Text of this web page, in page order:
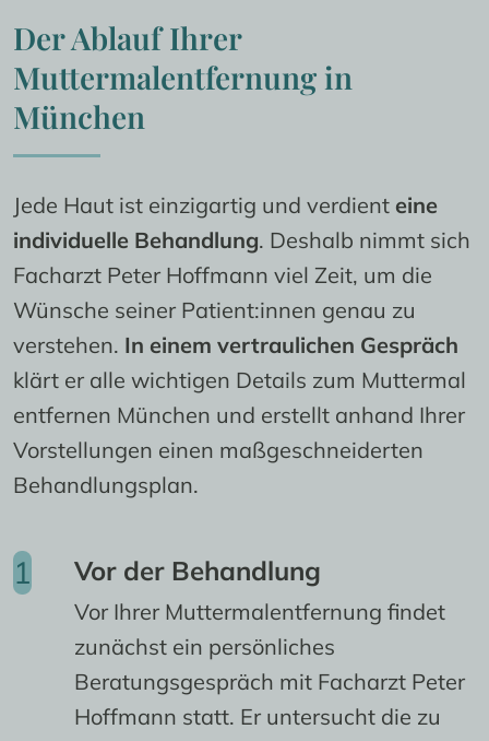
Der Ablauf Ihrer
Muttermalentfernung in
München
Jede Haut ist einzigartig und verdient eine
individuelle Behandlung. Deshalb nimmt sich
Facharzt Peter Hoffmann viel Zeit, um die
Wünsche seiner Patient:innen genau zu
verstehen. In einem vertraulichen Gespräch
klärt er alle wichtigen Details zum Muttermal
entfernen München und erstellt anhand Ihrer
Vorstellungen einen maßgeschneiderten
Behandlungsplan.
Vor der Behandlung
Vor Ihrer Muttermalentfernung findet
zunächst ein persönliches
Beratungsgespräch mit Facharzt Peter
Hoffmann statt. Er untersucht die zu